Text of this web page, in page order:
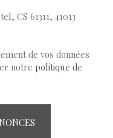
CS 61311, 41013
de vos données
notre politique de